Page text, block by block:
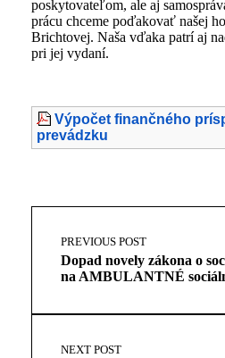
poskytovateľom, ale aj
prácu chceme poďakovať našej
Brichtovej. Naša vďaka patrí aj
pri jej vydaní.
Výpočet finančného
prevádzku
navigation
navigation
PREVIOUS POST
Dopad novely zákona o
na AMBULANTNÉ
NEXT POST